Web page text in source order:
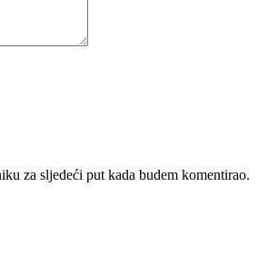
za sljedeći put kada budem komentirao.